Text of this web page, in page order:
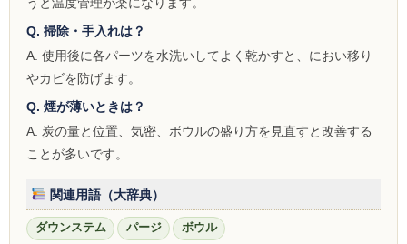
ZOMO
Tangiers
マウスピース
ベース（花瓶）
シーシャ 炭
ホース
Q. 掃除・手入れは？
A. 使用後に各パーツを水洗いしてよく乾かすと、におい移り
やカビを防げます。
Q. 煙が薄いときは？
A. 炭の量と位置、気密、ボウルの盛り方を見直すと改善する
ことが多いです。
関連用語（大辞典）
ダウンステム パージ ボウル